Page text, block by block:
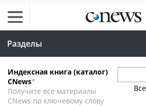
Разделы
Индексная книга (каталог)
CNews*
Получите все материалы
CNews по ключевому слову